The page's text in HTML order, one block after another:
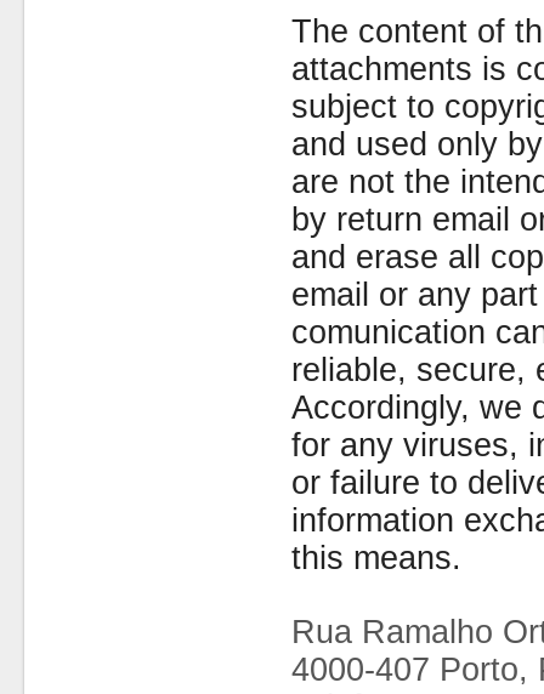
The content of
attachments is
subject to
and used only
are not the
by return email
and erase all
email or any
comunication
reliable, secure,
Accordingly, we
for any viruses,
or failure to
information
this means.
Rua Ramalho
4000-407 Porto,